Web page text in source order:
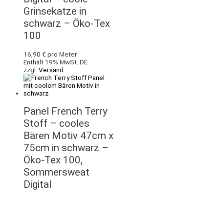
Grinsekatze in
schwarz – Öko-Tex
100
16,90 € pro Meter
Enthält 19% MwSt. DE
zzgl. Versand
Panel French Terry
Stoff – cooles
Bären Motiv 47cm x
75cm in schwarz –
Öko-Tex 100,
Sommersweat
Digital